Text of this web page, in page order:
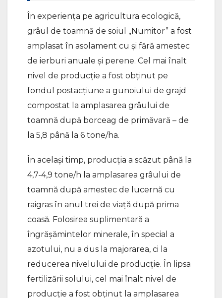
În experiența pe agricultura ecologică,
grâul de toamnă de soiul „Numitor” a fost
amplasat în asolament cu și fără amestec
de ierburi anuale și perene. Cel mai înalt
nivel de producție a fost obținut pe
fondul postacțiune a gunoiului de grajd
compostat la amplasarea grâului de
toamnă după borceag de primăvară – de
la 5,8 până la 6 tone/ha.
În acelaşi timp, producția a scăzut până la
4,7-4,9 tone/h la amplasarea grâului de
toamnă după amestec de lucernă cu
raigras în anul trei de viață după prima
coasă. Folosirea suplimentară a
îngrășămintelor minerale, în special a
azotului, nu a dus la majorarea, ci la
reducerea nivelului de producție. În lipsa
fertilizării solului, cel mai înalt nivel de
producție a fost obținut la amplasarea